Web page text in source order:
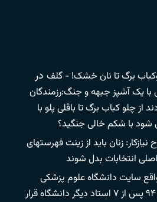
برگ تا نان خشک! - گلف در
یک آشپز جبهه و جنگ:رزمندگان
از چلو کباب برگ تا باقلی پلو با
شود با شکم خالی جنگید؟
نیازکار: زنان باید از زینت فهرستهای
اصلی انتخابات بدل شوند
سایت دانشگاه علوم پزشکی
شیراز / لنکرانی با رتبه ۹۴ پس از ۷ استاد دیگر دانشگاه قرار